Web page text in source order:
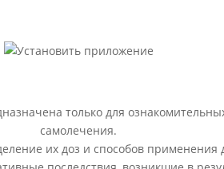
только для
самолечения.
их доз и способов применения